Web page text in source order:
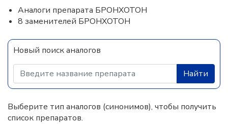
Аналоги препарата БРОНХОТОН
8 заменителей БРОНХОТОН
Новый поиск аналогов
Найти
Выберите тип аналогов (синонимов), чтобы получить
список препаратов.